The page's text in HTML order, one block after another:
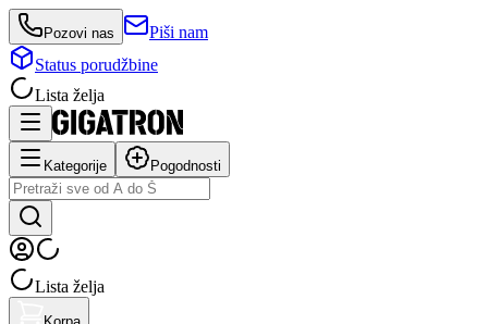
Pozovi nas
Piši nam
Status porudžbine
Lista želja
Kategorije Pogodnosti
Lista želja